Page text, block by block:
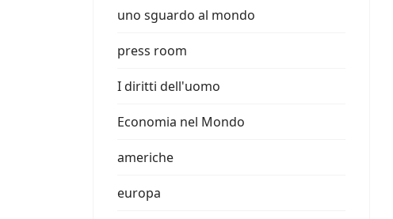
uno sguardo al mondo
press room
I diritti dell'uomo
Economia nel Mondo
americhe
europa